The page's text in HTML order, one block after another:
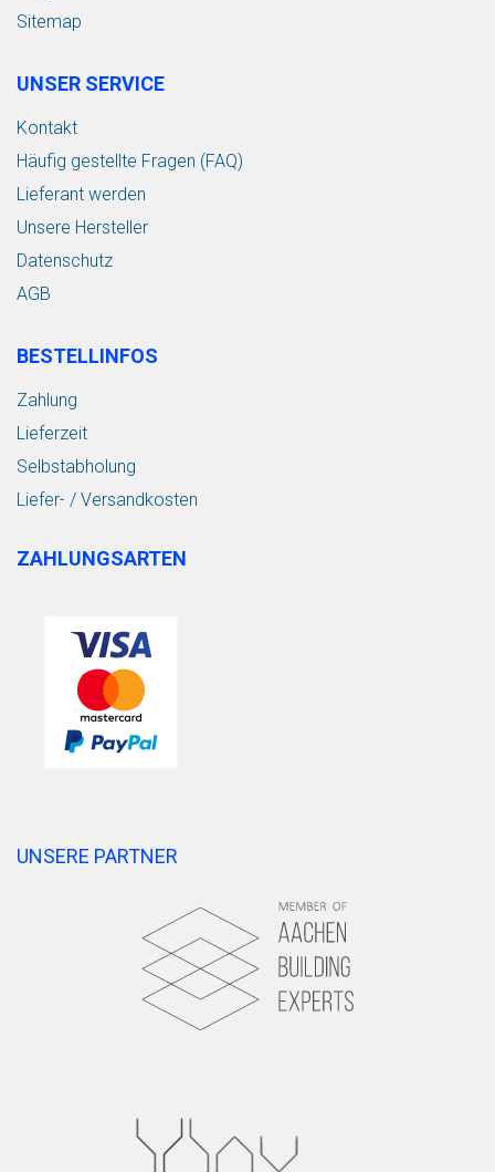
Sitemap
UNSER SERVICE
Kontakt
Häufig gestellte Fragen (FAQ)
Lieferant werden
Unsere Hersteller
Datenschutz
AGB
BESTELLINFOS
Zahlung
Lieferzeit
Selbstabholung
Liefer- / Versandkosten
ZAHLUNGSARTEN
UNSERE PARTNER